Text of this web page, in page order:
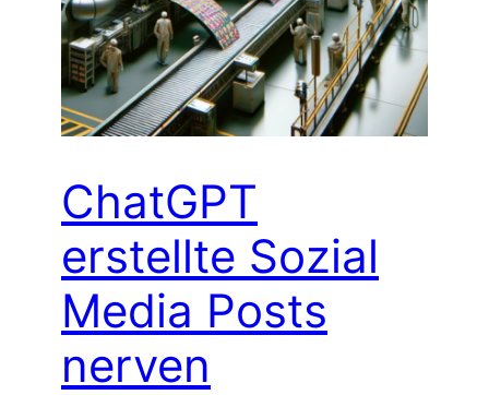
ChatGPT
erstellte Sozial
Media Posts
nerven